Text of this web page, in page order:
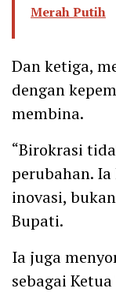
Merah Putih
Dan ketiga,
dengan
membina.
“Birokrasi
perubahan.
inovasi,
Bupati.
Ia juga
sebagai